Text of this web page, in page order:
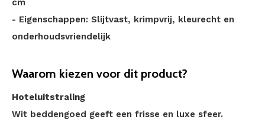
cm
- Eigenschappen: Slijtvast, krimpvrij, kleurecht en
onderhoudsvriendelijk
Waarom kiezen voor dit product?
Hoteluitstraling
Wit beddengoed geeft een frisse en luxe sfeer.